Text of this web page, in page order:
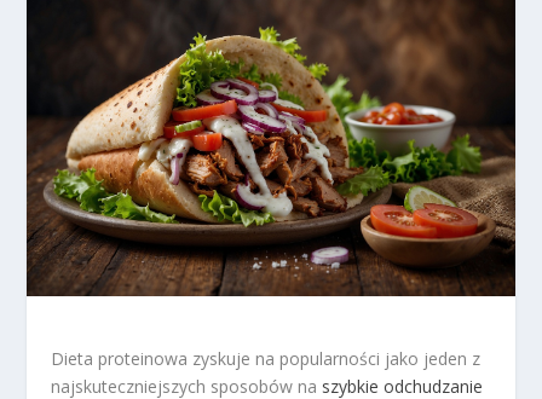
Dieta proteinowa zyskuje na popularności jako jeden z
najskuteczniejszych sposobów na szybkie odchudzanie